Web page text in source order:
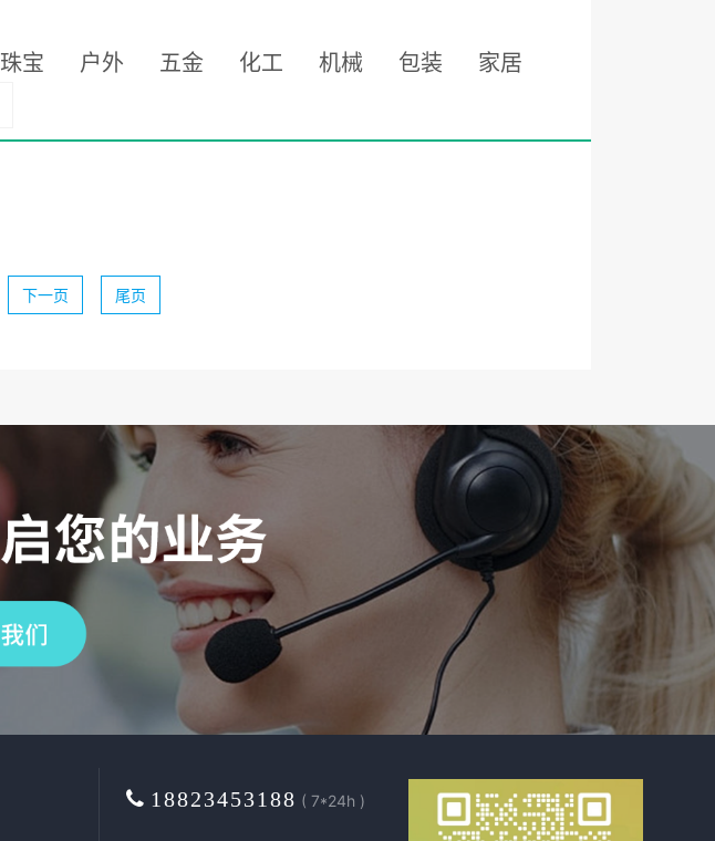
珠宝 户外 五金 化工 机械 包装
家居
下一页 尾页
18823453188 ( 7*24h )